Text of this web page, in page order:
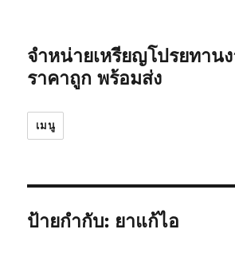
จำหน่ายเหรียญโปรยทาน
ราคาถูก พร้อมส่ง
เมนู
ป้ายกำกับ: ยาแก้ไอ